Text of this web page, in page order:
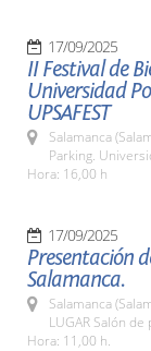
17/09/2025
II Festival de
Universidad
UPSAFEST
Salamanca
Parking.
Hora: 16,00 h
17/09/2025
Presentación
Salamanca.
Salamanca
LUGAR Salón
Hora: 11,00 h.